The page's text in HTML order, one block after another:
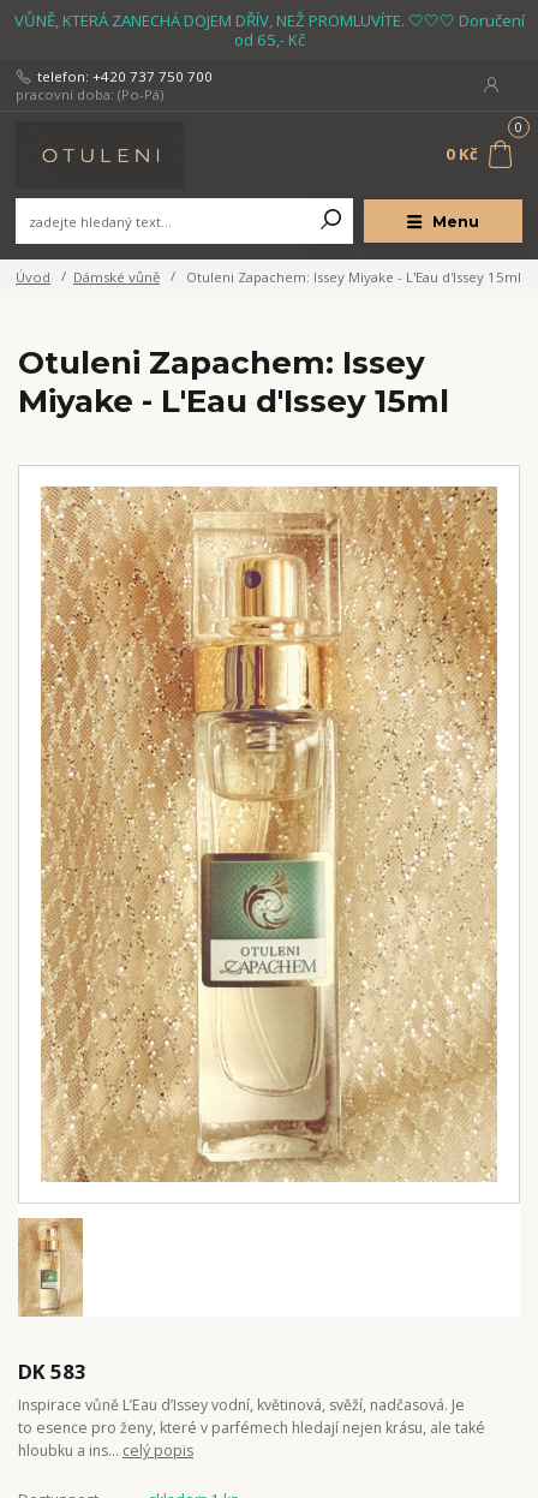
VŮNĚ, KTERÁ ZANECHÁ DOJEM DŘÍV, NEŽ PROMLUVÍTE. 🤍🤍🤍 Doručení
od 65,- Kč
Menu
telefon: +420 737 750 700
pracovní doba: (Po-Pá)
0
0 Kč
Úvod Dámské vůně Otuleni Zapachem: Issey Miyake - L'Eau d'Issey 15ml
Otuleni Zapachem: Issey
Miyake - L'Eau d'Issey 15ml
DK 583
Inspirace vůně L’Eau d’Issey vodní, květinová, svěží, nadčasová. Je
to esence pro ženy, které v parfémech hledají nejen krásu, ale také
hloubku a ins... celý popis